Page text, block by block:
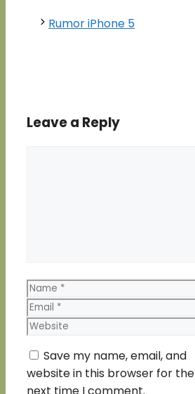
Rumor iPhone 5
Leave a Reply
Name
Email
Website
Save my name, email, and
website in this browser for the
next time I comment.